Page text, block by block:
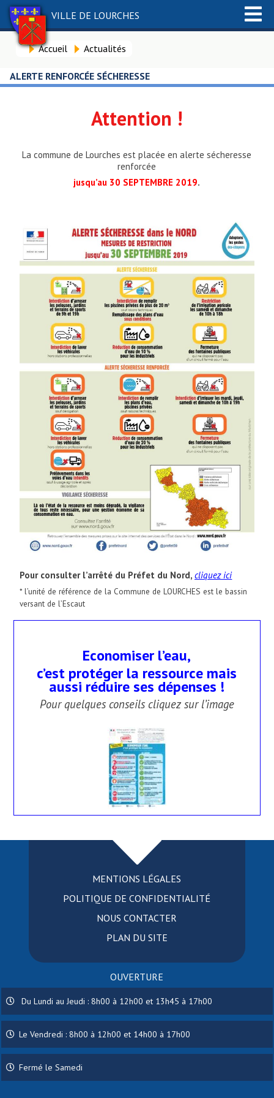
VILLE DE LOURCHES
Accueil Actualités
ALERTE RENFORCÉE SÉCHERESSE
Attention !
La commune de Lourches est placée en alerte sécheresse
renforcée
jusqu’au 30 SEPTEMBRE 2019.
Pour consulter l’arrêté du Préfet du Nord,cliquez ici
* l’unité de référence de la Commune de LOURCHES est le bassin
versant de l’Escaut
Economiser l’eau,
c’est protéger la ressource mais
aussi réduire ses dépenses !
Pour quelques conseils cliquez sur l’image
MENTIONS LÉGALES
POLITIQUE DE CONFIDENTIALITÉ
NOUS CONTACTER
PLAN DU SITE
OUVERTURE
Du Lundi au Jeudi : 8h00 à 12h00 et 13h45 à 17h00
Le Vendredi : 8h00 à 12h00 et 14h00 à 17h00
Fermé le Samedi